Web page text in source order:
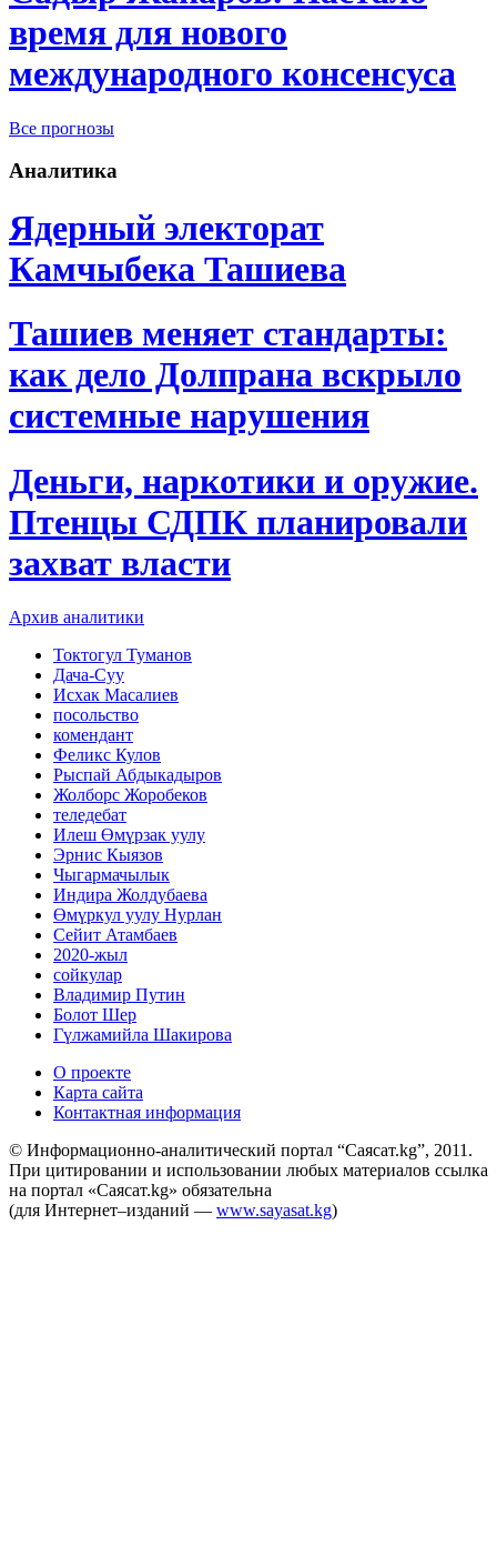
время для нового
международного консенсуса
Все прогнозы
Аналитика
Ядерный электорат
Камчыбека Ташиева
Ташиев меняет стандарты:
как дело Долпрана вскрыло
системные нарушения
Деньги, наркотики и оружие.
Птенцы СДПК планировали
захват власти
Архив аналитики
Токтогул Туманов
Дача-Суу
Исхак Масалиев
посольство
комендант
Феликс Кулов
Рыспай Абдыкадыров
Жолборс Жоробеков
теледебат
Илеш Өмүрзак уулу
Эрнис Кыязов
Чыгармачылык
Индира Жолдубаева
Өмүркул уулу Нурлан
Сейит Атамбаев
2020-жыл
сойкулар
Владимир Путин
Болот Шер
Гүлжамийла Шакирова
О проекте
Карта сайта
Контактная информация
© Информационно-аналитический портал “Саясат.kg”, 2011.
При цитировании и использовании любых материалов ссылка
на портал «Саясат.kg» обязательна
(для Интернет–изданий — www.sayasat.kg)